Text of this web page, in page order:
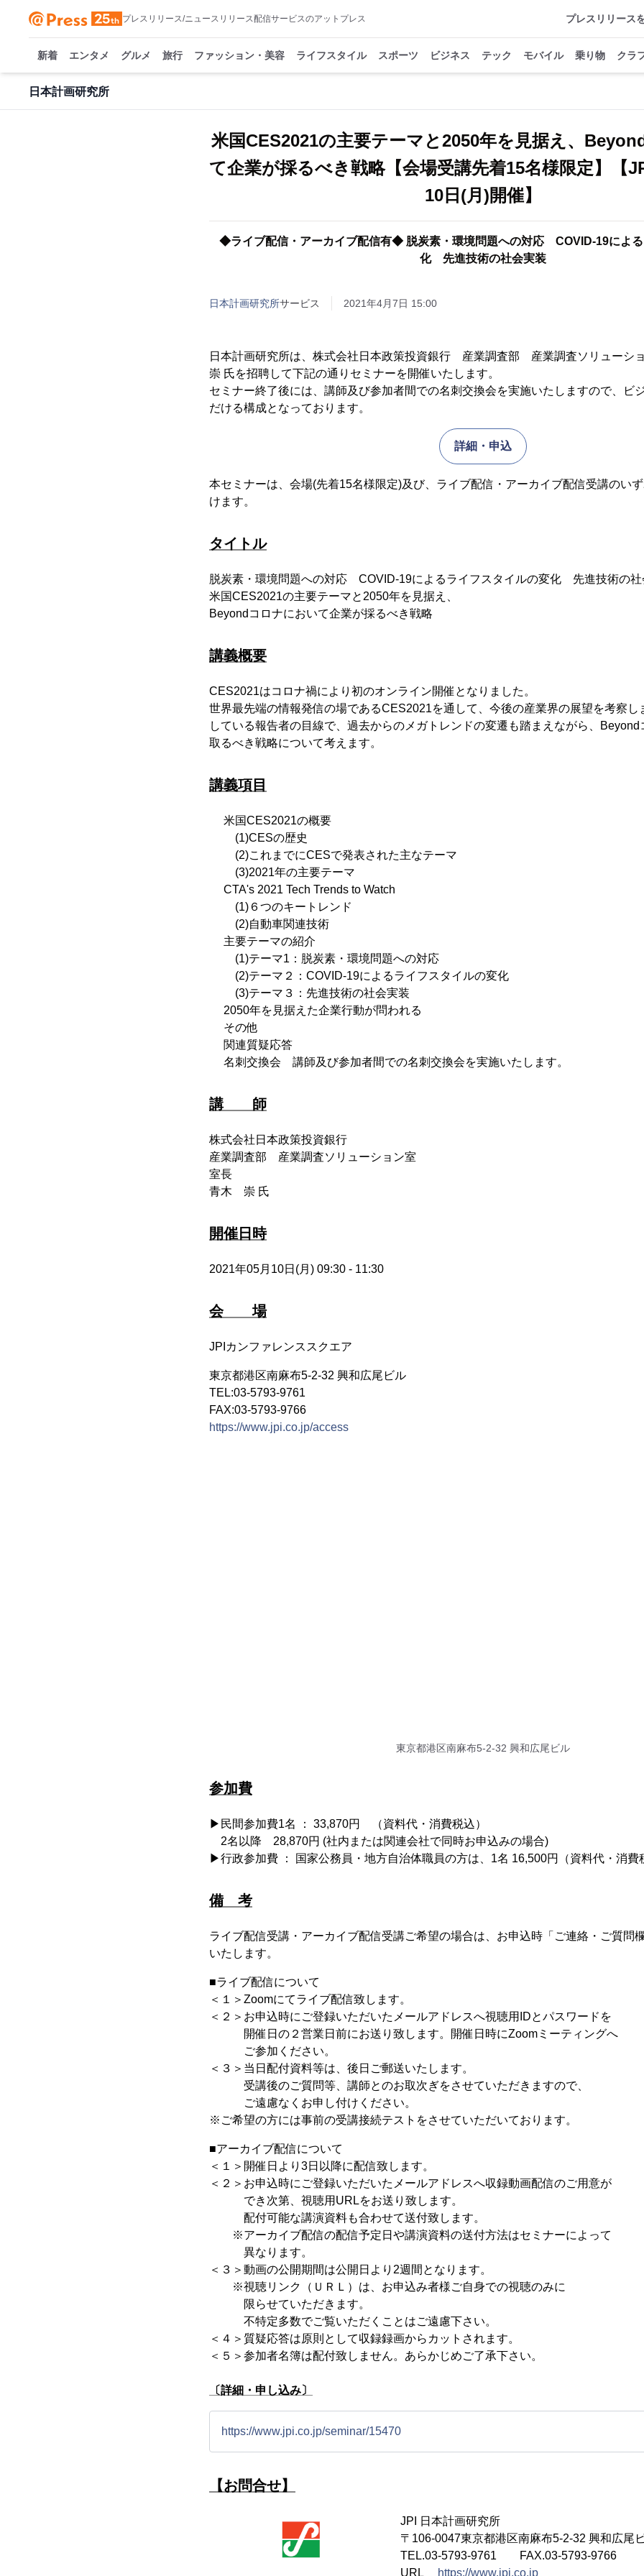
プレスリリース/ニュースリリース配信サービスのアットプレス プレスリリース
新着 エンタメ グルメ 旅行 ファッション・美容 ライフスタイル スポーツ ビジネス テック モバイル 乗り物 クラ
日本計画研究所
米国CES2021の主要テーマと2050年を見据え、
て企業が採るべき戦略【会場受講先着15名様限定】【
10日(月)開催】
◆ライブ配信・アーカイブ配信有◆ 脱炭素・環境問題への対応 COVID-19による
化 先進技術の社会実装
日本計画研究所サービス 2021年4月7日 15:00
日本計画研究所は、株式会社日本政策投資銀行 産業調査部 産業調査ソリュ
崇 氏を招聘して下記の通りセミナーを開催いたします。
セミナー終了後には、講師及び参加者間での名刺交換会を実施いたしますので、ビ
だける構成となっております。
詳細・申込
本セミナーは、会場(先着15名様限定)及び、ライブ配信・アーカイブ配信受講のい
けます。
タイトル
脱炭素・環境問題への対応 COVID-19によるライフスタイルの変化 先進技術の社
米国CES2021の主要テーマと2050年を見据え、
Beyondコロナにおいて企業が採るべき戦略
講義概要
CES2021はコロナ禍により初のオンライン開催となりました。
世界最先端の情報発信の場であるCES2021を通して、今後の産業界の展望を考察し
している報告者の目線で、過去からのメガトレンドの変遷も踏まえながら、
取るべき戦略について考えます。
講義項目
米国CES2021の概要
(1)CESの歴史
(2)これまでにCESで発表された主なテーマ
(3)2021年の主要テーマ
CTA's 2021 Tech Trends to Watch
(1)６つのキートレンド
(2)自動車関連技術
主要テーマの紹介
(1)テーマ1：脱炭素・環境問題への対応
(2)テーマ２：COVID-19によるライフスタイルの変化
(3)テーマ３：先進技術の社会実装
2050年を見据えた企業行動が問われる
その他
関連質疑応答
名刺交換会 講師及び参加者間での名刺交換会を実施いたします。
講 師
株式会社日本政策投資銀行
産業調査部 産業調査ソリューション室
室長
青木 崇 氏
開催日時
2021年05月10日(月) 09:30 - 11:30
会 場
JPIカンファレンススクエア
東京都港区南麻布5-2-32 興和広尾ビル
TEL:03-5793-9761
FAX:03-5793-9766
https://www.jpi.co.jp/access
東京都港区南麻布5-2-32 興和広尾ビル
参加費
▶︎民間参加費1名 ： 33,870円 （資料代・消費税込）
2名以降 28,870円 (社内または関連会社で同時お申込みの場合)
▶行政参加費 ： 国家公務員・地方自治体職員の方は、1名 16,500円（資料代・消費
備 考
ライブ配信受講・アーカイブ配信受講ご希望の場合は、お申込時「ご連絡・ご質問
いたします。
■ライブ配信について
＜１＞Zoomにてライブ配信致します。
＜２＞お申込時にご登録いただいたメールアドレスへ視聴用IDとパスワードを
開催日の２営業日前にお送り致します。開催日時にZoomミーティングへ
ご参加ください。
＜３＞当日配付資料等は、後日ご郵送いたします。
受講後のご質問等、講師とのお取次ぎをさせていただきますので、
ご遠慮なくお申し付けください。
※ご希望の方には事前の受講接続テストをさせていただいております。
■アーカイブ配信について
＜１＞開催日より3日以降に配信致します。
＜２＞お申込時にご登録いただいたメールアドレスへ収録動画配信のご用意が
でき次第、視聴用URLをお送り致します。
配付可能な講演資料も合わせて送付致します。
※アーカイブ配信の配信予定日や講演資料の送付方法はセミナーによって
異なります。
＜３＞動画の公開期間は公開日より2週間となります。
※視聴リンク（ＵＲＬ）は、お申込み者様ご自身での視聴のみに
限らせていただきます。
不特定多数でご覧いただくことはご遠慮下さい。
＜４＞質疑応答は原則として収録録画からカットされます。
＜５＞参加者名簿は配付致しません。あらかじめご了承下さい。
〔詳細・申し込み〕
https://www.jpi.co.jp/seminar/15470
【お問合せ】
JPI 日本計画研究所
〒106-0047東京都港区南麻布5-2-32 興和広尾
TEL.03-5793-9761 FAX.03-5793-9766
URL
https://www.jpi.co.jp